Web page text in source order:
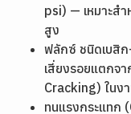
psi) — เหมาะส
สูง
ฟลักซ์ ชนิดเบสิก
เสี่ยงรอยแตกจ
Cracking) ในง
ทนแรงกระแทก